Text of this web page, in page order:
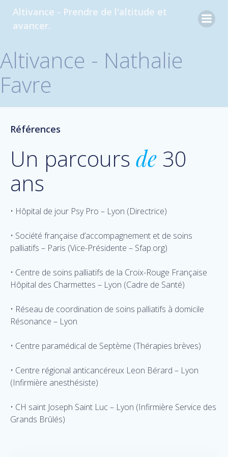
Aller
au
Altivance - Prendre de l'altitude et
avancer.
Altivance - Nathalie
Favre
Références
Un parcours de 30
ans
• Hôpital de jour Psy Pro – Lyon (Directrice)
• Société française d’accompagnement et de soins
palliatifs – Paris (Vice-Présidente – Sfap.org)
• Centre de soins palliatifs de la Croix-Rouge Française
Hôpital des Charmettes – Lyon (Cadre de Santé)
• Réseau de coordination de soins palliatifs à domicile
Résonance – Lyon
• Centre paramédical de Septème (Thérapies brèves)
• Centre régional anticancéreux Leon Bérard – Lyon
(Infirmière anesthésiste)
• CH saint Joseph Saint Luc – Lyon (Infirmière Service des
Grands Brûlés)